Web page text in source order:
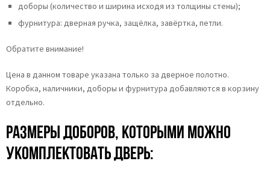
доборы (количество и ширина исходя из толщины стены);
фурнитура: дверная ручка, защёлка, завёртка, петли.
Обратите внимание!
Цена в данном товаре указана только за дверное полотно.
Коробка, наличники, доборы и фурнитура добавляются в корзину
отдельно.
Размеры доборов, которыми можно
укомплектовать дверь: